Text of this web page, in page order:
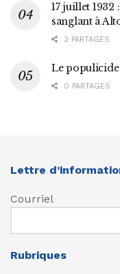
17 juillet
sanglant à
2 PARTAGES
Le populicide
0 PARTAGES
Lettre
Courriel
Rubriques